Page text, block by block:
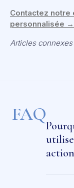
Contactez notre
personnalisée →
Articles connexes
FAQ